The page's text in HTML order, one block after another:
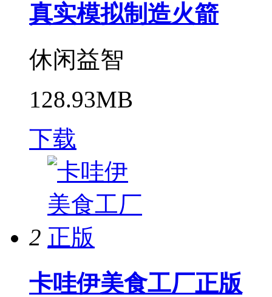
真实模拟制造火箭
休闲益智
128.93MB
下载
2
卡哇伊美食工厂正版